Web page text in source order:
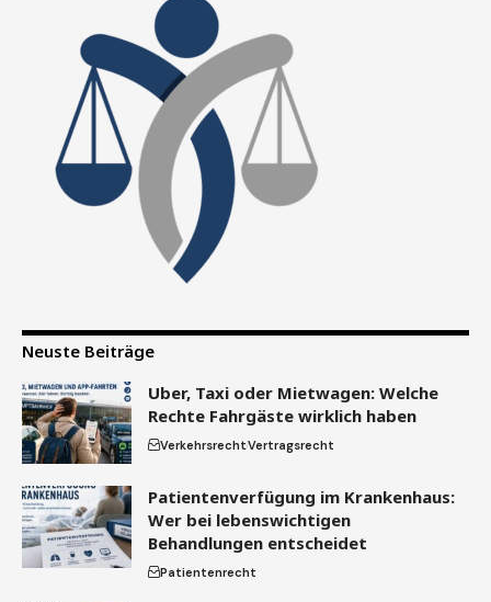
Neuste Beiträge
Uber, Taxi oder Mietwagen: Welche
Rechte Fahrgäste wirklich haben
VerkehrsrechtVertragsrecht
Patientenverfügung im Krankenhaus:
Wer bei lebenswichtigen
Behandlungen entscheidet
Patientenrecht